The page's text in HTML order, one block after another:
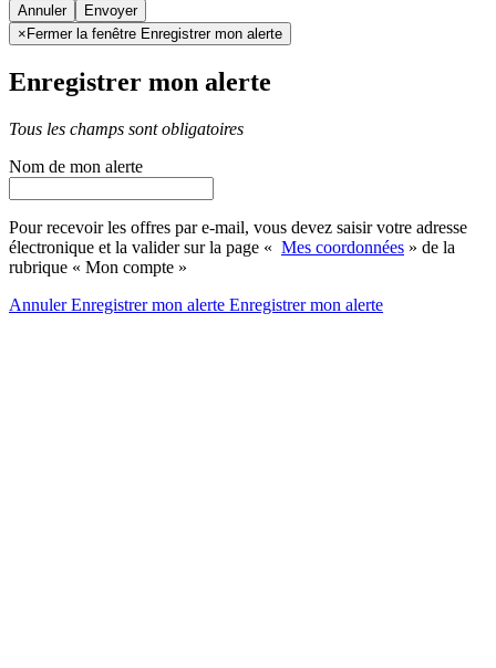
Annuler
× Fermer la fenêtre Enregistrer mon alerte
Enregistrer mon alerte
Tous les champs sont obligatoires
Nom de mon alerte
Pour recevoir les offres par e-mail, vous devez saisir votre adresse
électronique et la valider sur la page « Mes coordonnées » de la
rubrique « Mon compte »
AnnulerEnregistrer mon alerte Enregistrermon alerte